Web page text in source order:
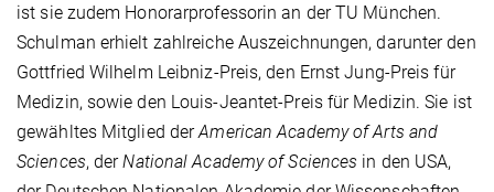
ist sie zudem Honorarprofessorin an der TU München.
Schulman erhielt zahlreiche Auszeichnungen, darunter den
Gottfried Wilhelm Leibniz-Preis, den Ernst Jung-Preis für
Medizin, sowie den Louis-Jeantet-Preis für Medizin. Sie ist
gewähltes Mitglied derAmerican Academy of Arts and
Sciences, derNational Academy of Sciences in den USA,